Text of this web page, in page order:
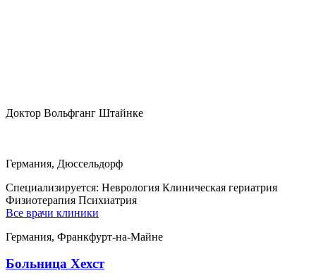
Доктор Вольфганг Штайнке
Германия, Дюссельдорф
Специализируется: Неврология Клиническая гериатрия
Физиотерапия Психиатрия
Все врачи клиники
Германия, Франкфурт-на-Майне
Больница Хехст